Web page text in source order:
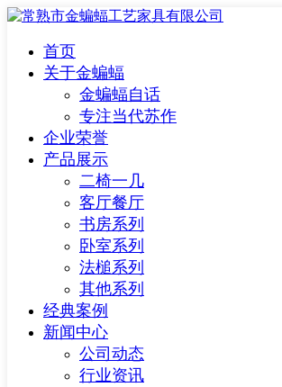
首页
关于金蝙蝠
金蝙蝠自话
专注当代苏作
企业荣誉
产品展示
二椅一几
客厅餐厅
书房系列
卧室系列
法槌系列
其他系列
经典案例
新闻中心
公司动态
行业资讯